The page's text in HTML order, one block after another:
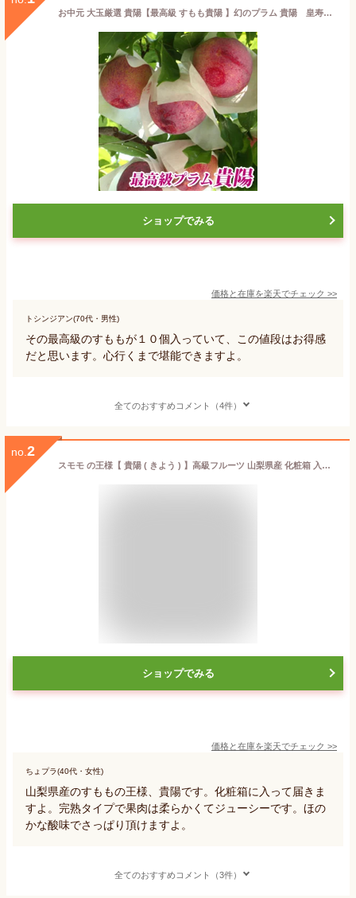
お中元 大玉厳選 貴陽【最高級 すもも貴陽 】幻のプラム 貴陽 皇寿 10個〜12個入り(約2.7kg〜3.2kg)送料無料 /プラム / 李 / 幻の最高級プラム スモモ 御中元 贈り物 ギフト 山梨県産 すもも発祥の地 落合区 お取り寄せグルメ
ショップでみる
価格と在庫を楽天でチェック >>
トシンジアン(70代・男性)
その最高級のすももが１０個入っていて、この値段はお得感
だと思います。心行くまで堪能できますよ。
全てのおすすめコメント（4件）
no. 2
スモモ の王様【 貴陽 ( きよう ) 】高級フルーツ 山梨県産 化粧箱 入り 1.5kg 希少 もも すもも 贈り物 ギフト 新鮮 旬 産地直送 完熟 フルーツ フルーツギフト お取り寄せ 贈答用 果物 くだもの 厳選 ネクタリン プラム
ショップでみる
価格と在庫を楽天でチェック >>
ちょプラ(40代・女性)
山梨県産のすももの王様、貴陽です。化粧箱に入って届きま
すよ。完熟タイプで果肉は柔らかくてジューシーです。ほの
かな酸味でさっぱり頂けますよ。
全てのおすすめコメント（3件）